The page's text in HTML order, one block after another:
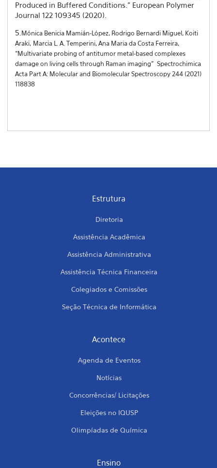
Produced in Buffered Conditions.” European Polymer
Journal 122 109345 (2020).
5. Mónica Benicia Mamián-López, Rodrigo Bernardi Miguel, Koiti
Araki, Marcia L. A. Temperini, Ana Maria da Costa Ferreira,
“Multivariate probing of antitumor metal-based complexes
damage on living cells through Raman imaging” Spectrochimica
Acta Part A: Molecular and Biomolecular Spectroscopy 244 (2021)
118838
Estrutura
Diretoria
Assistência Acadêmica
Assistência Administrativa
Assistência Técnica Financeira
Colegiados e Comissões
Seção Técnica de Informática
Acontece
Agenda de Eventos
Notícias
Concorrências/ Licitações
Eleições no IQUSP
Olimpíadas de Química
Ensino